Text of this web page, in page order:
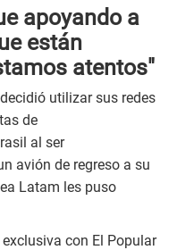
apoyando a
están
atentos"
utilizar sus redes
de
al ser
avión de regreso a su
Latam les puso
con El Popular